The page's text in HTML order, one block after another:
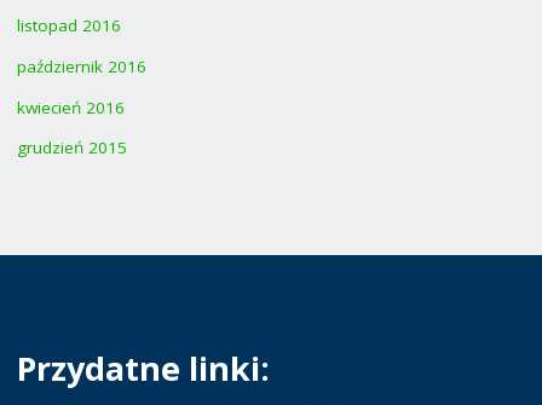
listopad 2016
październik 2016
kwiecień 2016
grudzień 2015
Przydatne linki: